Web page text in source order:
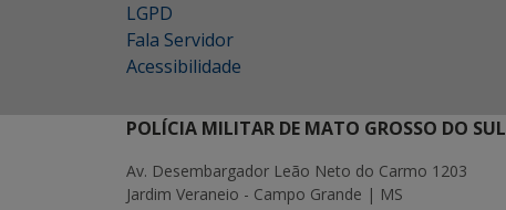
LGPD
Fala Servidor
Acessibilidade
POLÍCIA MILITAR DE MATO GROSSO DO SUL
Av. Desembargador Leão Neto do Carmo 1203
Jardim Veraneio - Campo Grande | MS